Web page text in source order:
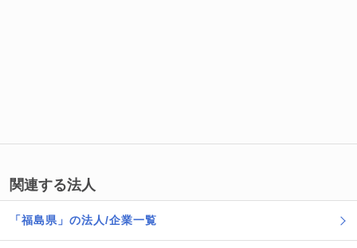
関連する法人
「福島県」の法人/企業一覧